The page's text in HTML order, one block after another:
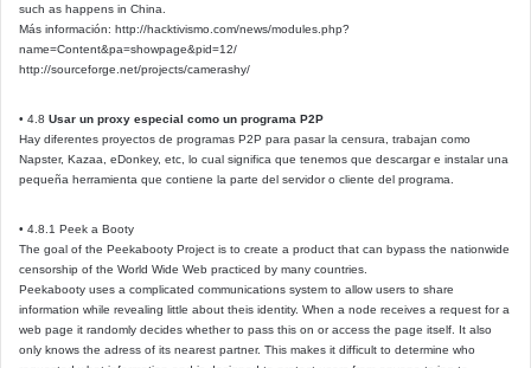
such as happens in China.
Más información: http://hacktivismo.com/news/modules.php?
name=Content&pa=showpage&pid=12/
http://sourceforge.net/projects/camerashy/
• 4.8 Usar un proxy especial como un programa P2P
Hay diferentes proyectos de programas P2P para pasar la censura, trabajan como
Napster, Kazaa, eDonkey, etc, lo cual significa que tenemos que descargar e instalar una
pequeña herramienta que contiene la parte del servidor o cliente del programa.
• 4.8.1 Peek a Booty
The goal of the Peekabooty Project is to create a product that can bypass the nationwide
censorship of the World Wide Web practiced by many countries.
Peekabooty uses a complicated communications system to allow users to share
information while revealing little about theis identity. When a node receives a request for a
web page it randomly decides whether to pass this on or access the page itself. It also
only knows the adress of its nearest partner. This makes it difficult to determine who